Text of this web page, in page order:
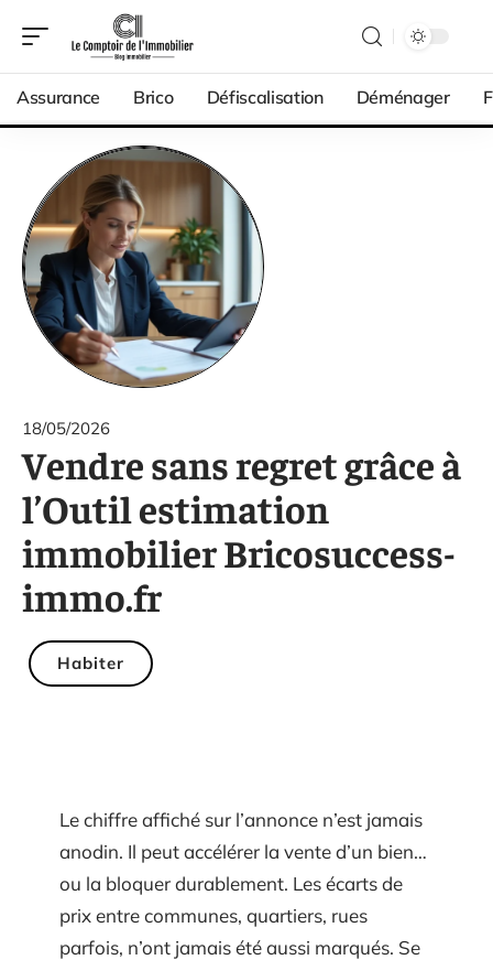
Assurance Brico Défiscalisation Déménager
18/05/2026
Vendre sans regret grâce à
l’Outil estimation
immobilier Bricosuccess-
immo.fr
Habiter
Le chiffre affiché sur l’annonce n’est jamais
anodin. Il peut accélérer la vente d’un bien…
ou la bloquer durablement. Les écarts de
prix entre communes, quartiers, rues
parfois, n’ont jamais été aussi marqués. Se